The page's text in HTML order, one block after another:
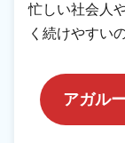
忙しい社会人
く続けやすい
アガル